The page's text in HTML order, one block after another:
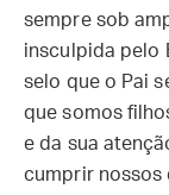
sempre sob
insculpida pelo
selo que o Pai
que somos
e da sua
cumprir nossos